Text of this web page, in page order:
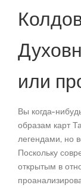
или
Вы когда-
образам карт
легендами, но
Поскольку
открытым в